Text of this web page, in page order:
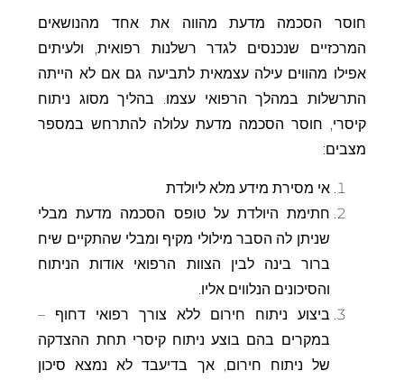
חוסר הסכמה מדעת מהווה את אחד מהנושאים
המרכזיים שנכנסים לגדר רשלנות רפואית, ולעיתים
אפילו מהווים עילה עצמאית לתביעה גם אם לא הייתה
התרשלות במהלך הרפואי עצמו. בהליך מסוג ניתוח
קיסרי, חוסר הסכמה מדעת עלולה להתרחש במספר
מצבים:
אי מסירת מידע מלא ליולדת
חתימת היולדת על טופס הסכמה מדעת מבלי
שניתן לה הסבר מילולי מקיף ומבלי שהתקיים שיח
ברור בינה לבין הצוות הרפואי אודות הניתוח
והסיכונים הנלווים אליו.
ביצוע ניתוח חירום ללא צורך רפואי דחוף –
במקרים בהם בוצע ניתוח קיסרי תחת ההצדקה
של ניתוח חירום, אך בדיעבד לא נמצא סיכון